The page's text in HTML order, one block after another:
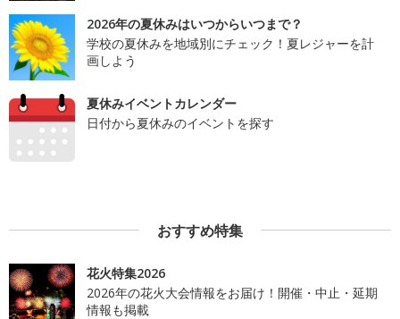
2026年の夏休みはいつからいつまで？
学校の夏休みを地域別にチェック！夏レジャーを計
画しよう
夏休みイベントカレンダー
日付から夏休みのイベントを探す
おすすめ特集
花火特集2026
2026年の花火大会情報をお届け！開催・中止・延期
情報も掲載